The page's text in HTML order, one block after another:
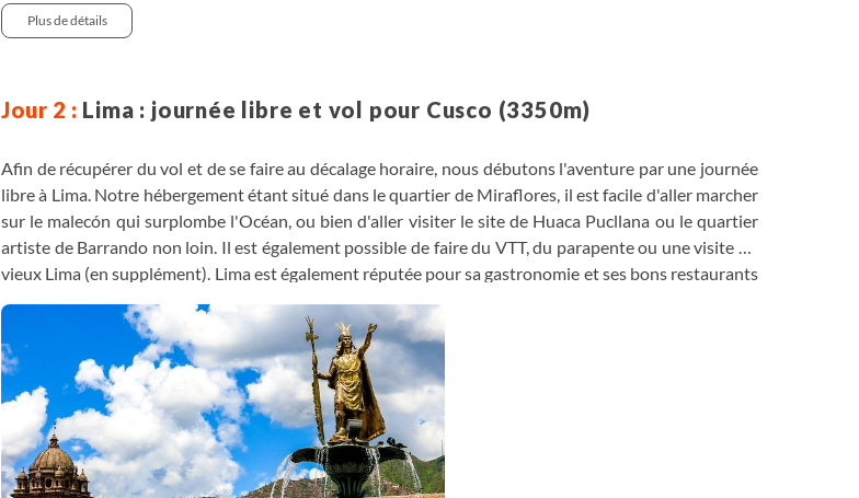
Plus de détails
Lima : journée libre et vol pour Cusco (3350m)
Afin de récupérer du vol et de se faire au décalage horaire, nous débutons l'aventure par une journée
libre à Lima. Notre hébergement étant situé dans le quartier de Miraflores, il est facile d'aller marcher
sur le malecón qui surplombe l'Océan, ou bien d'aller visiter le site de Huaca Pucllana ou le quartier
artiste de Barrando non loin. Il est également possible de faire du VTT, du parapente ou une visite du
vieux Lima (en supplément). Lima est également réputée pour sa gastronomie et ses bons restaurants
! En fin d'après-midi, transfert à l’aéroport de Lima (30mn à 1h de route) et vol pour Cusco (non
accompagné, environ 1h), la capitale des Incas, connue des plus jeunes comme la capitale de
"l'empereur mégalo". Dîner libre en fonction de l'appétit de chacun et première nuit en altitude pour
commencer à s'acclimater.
En option :
- découverte de Lima en VTT : quartiers de Miraflores et Barranco.
- parapente à Miraflores, au-dessus du Pacifique (10mn de vol).